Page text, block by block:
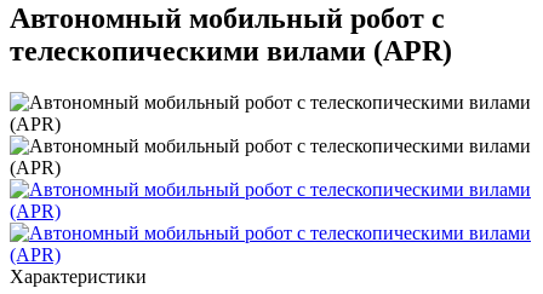
Автономный мобильный робот с
телескопическими вилами (APR)
Характеристики